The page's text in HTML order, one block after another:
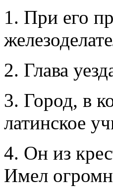
1. При его
2. Глава
3. Город, в
латинское
4. Он из
Имел